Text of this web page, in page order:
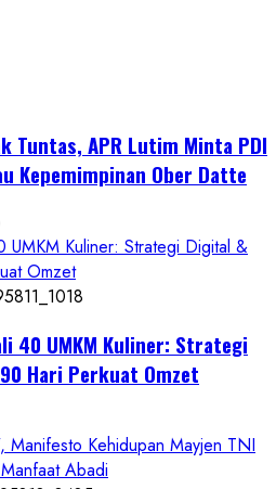
Tuntas, APR Lutim Minta PDI
Kepemimpinan Ober Datte
UMKM Kuliner: Strategi Digital &
Omzet
40 UMKM Kuliner: Strategi
Hari Perkuat Omzet
Manifesto Kehidupan Mayjen TNI
Abadi